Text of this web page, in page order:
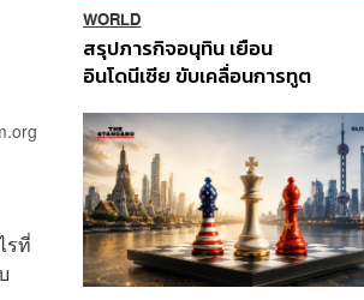
รที่
WORLD
สรุปภารกิจอนุทิน เยือน
อินโดนีเซีย ขับเคลื่อนการทูต
ส่วนยุทธศาสตร์ไทย –
อินโดนีเซีย